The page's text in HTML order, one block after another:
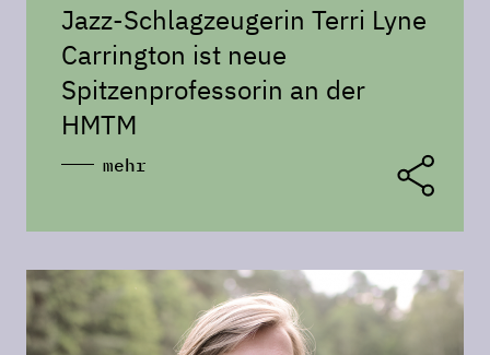
Jazz-Schlagzeugerin Terri Lyne
Carrington ist neue
Spitzenprofessorin an der
HMTM
mehr